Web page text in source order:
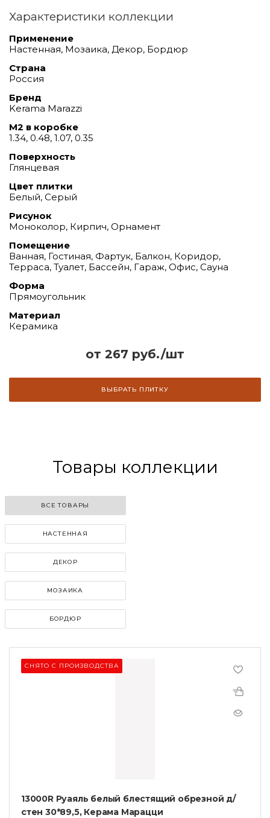
от 267 руб./шт
ВЫБРАТЬ ПЛИТКУ
Характеристики коллекции
Применение
Настенная, Мозаика, Декор, Бордюр
Страна
Россия
Бренд
Kerama Marazzi
М2 в коробке
1.34, 0.48, 1.07, 0.35
Поверхность
Глянцевая
Цвет плитки
Белый, Серый
Рисунок
Моноколор, Кирпич, Орнамент
Помещение
Ванная, Гостиная, Фартук, Балкон, Коридор,
Терраса, Туалет, Бассейн, Гараж, Офис, Сауна
Форма
Прямоугольник
Материал
Керамика
Товары коллекции
ВСЕ ТОВАРЫ
НАСТЕННАЯ
ДЕКОР
МОЗАИКА
БОРДЮР
СНЯТО С ПРОИЗВОДСТВА
13000R Руаяль белый блестящий обрезной д/
стен 30*89,5, Керама Марацци